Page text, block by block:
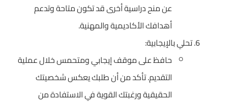
عن منح دراسية أخرى قد تكون متاحة وتدعم
أهدافك الأكاديمية والمهنية.
تحلي بالإيجابية:
حافظ على موقف إيجابي ومتحمس خلال عملية
التقديم. تأكد من أن طلبك يعكس شخصيتك
الحقيقية ورغبتك القوية في الاستفادة من